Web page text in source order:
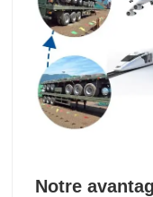
Notre